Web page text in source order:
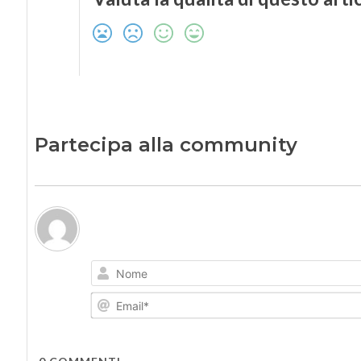
Partecipa alla community